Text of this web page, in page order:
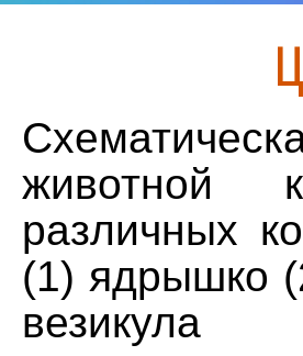
животной
различных
(1) ядрышко